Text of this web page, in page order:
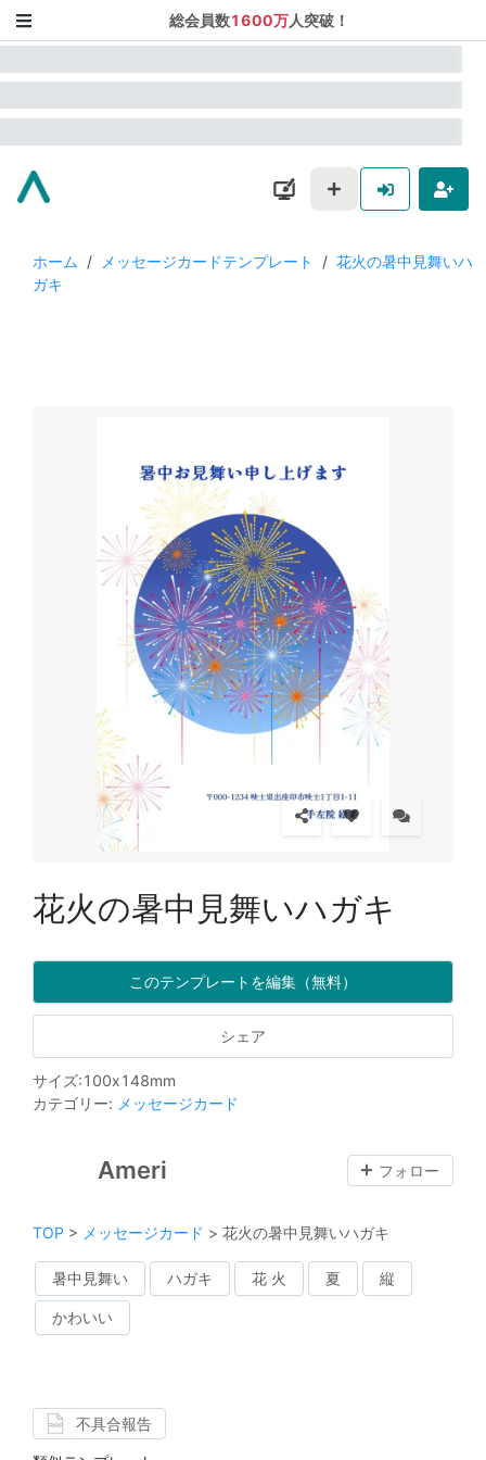
総会員数1600万人突破！
ホーム / メッセージカードテンプレート / 花火の暑中見舞いハ
ガキ
花火の暑中見舞いハガキ
このテンプレートを編集（無料）
シェア
サイズ:100x148mm
カテゴリー: メッセージカード
Ameri フォロー
TOP > メッセージカード > 花火の暑中見舞いハガキ
暑中見舞い ハガキ 花 火 夏 縦
かわいい
不具合報告